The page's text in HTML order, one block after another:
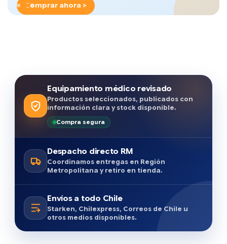
Comprar ahora >
Equipamiento médico revisado
Productos seleccionados, publicados con
información clara y stock disponible.
Compra segura
Despacho directo RM
Coordinamos entregas en Región
Metropolitana y retiro en tienda.
Envíos a todo Chile
Starken, Chilexpress, Correos de Chile u
otros medios disponibles.